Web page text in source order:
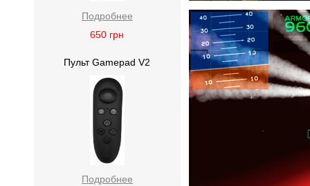
Подробнее
650 грн
Пульт Gamepad V2
Подробнее